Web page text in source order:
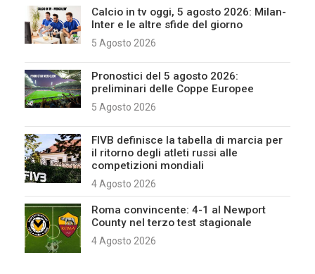
Calcio in tv oggi, 5 agosto 2026: Milan-
Inter e le altre sfide del giorno
5 Agosto 2026
Pronostici del 5 agosto 2026:
preliminari delle Coppe Europee
5 Agosto 2026
FIVB definisce la tabella di marcia per
il ritorno degli atleti russi alle
competizioni mondiali
4 Agosto 2026
Roma convincente: 4-1 al Newport
County nel terzo test stagionale
4 Agosto 2026